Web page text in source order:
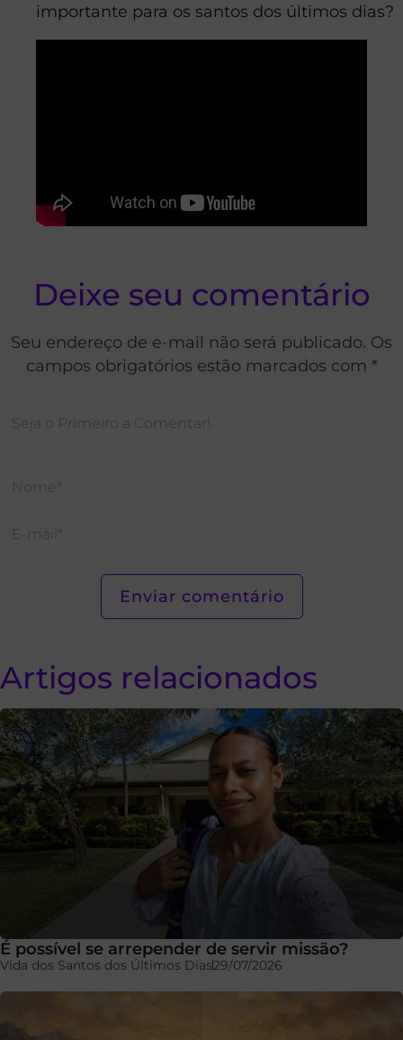
importante para os santos dos últimos dias?
Deixe seu comentário
Seu endereço de e-mail não será publicado. Os
campos obrigatórios estão marcados com *
Artigos relacionados
É possível se arrepender de servir missão?
Vida dos Santos dos Últimos Dias29/07/2026